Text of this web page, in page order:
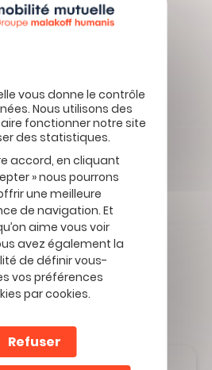
accord, en cliquant
» nous pourrons
une meilleure
de navigation. Et
aime vous voir
avez également la
de définir vous-
vos préférences
par cookies.
Refuser